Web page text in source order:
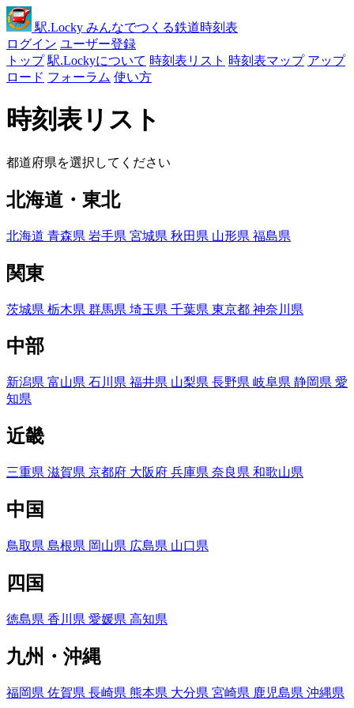
駅.Locky みんなでつくる鉄道時刻表
ログイン ユーザー登録
トップ 駅.Lockyについて 時刻表リスト 時刻表マップ アップ
ロード フォーラム 使い方
時刻表リスト
都道府県を選択してください
北海道・東北
北海道 青森県 岩手県 宮城県 秋田県 山形県 福島県
関東
茨城県 栃木県 群馬県 埼玉県 千葉県 東京都 神奈川県
中部
新潟県 富山県 石川県 福井県 山梨県 長野県 岐阜県 静岡県 愛
知県
近畿
三重県 滋賀県 京都府 大阪府 兵庫県 奈良県 和歌山県
中国
鳥取県 島根県 岡山県 広島県 山口県
四国
徳島県 香川県 愛媛県 高知県
九州・沖縄
福岡県 佐賀県 長崎県 熊本県 大分県 宮崎県 鹿児島県 沖縄県